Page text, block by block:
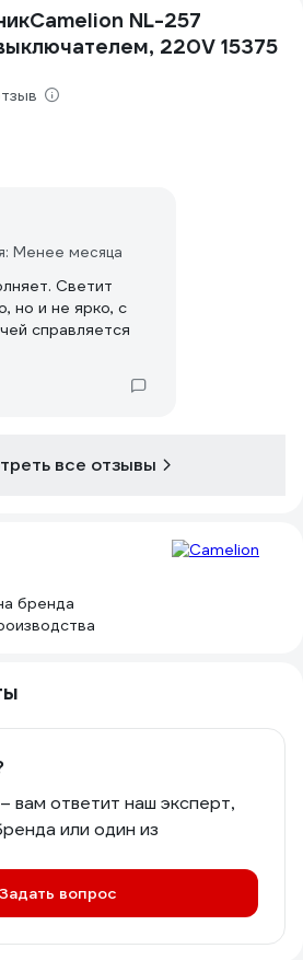
NL-257
220V 15375
Менее месяца
Светит
но и не ярко, с
справляется
все отзывы
бренда
вам ответит наш эксперт,
или один из
Задать вопрос